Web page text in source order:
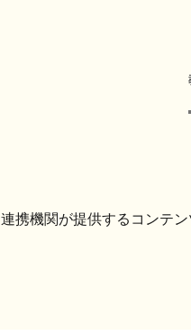
連携機関が提供するコンテン